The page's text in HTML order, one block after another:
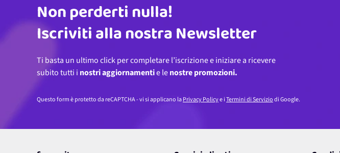
Indirizzo email
Non perderti nulla!
Iscriviti alla nostra Newsletter
Ti basta un ultimo click per completare l’iscrizione e iniziare a ricevere
subito tutti i nostri aggiornamentie lenostre promozioni.
Questo form è protetto da reCAPTCHA - vi si applicano laPrivacy Policye iTermini di Serviziodi Google.